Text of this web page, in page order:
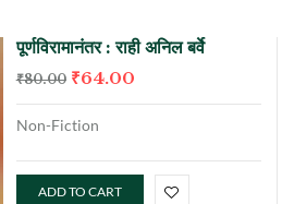
पूर्णविरामानंतर : राही अनिल बर्वे
₹80.00 ₹64.00
Non-Fiction
ADD TO CART